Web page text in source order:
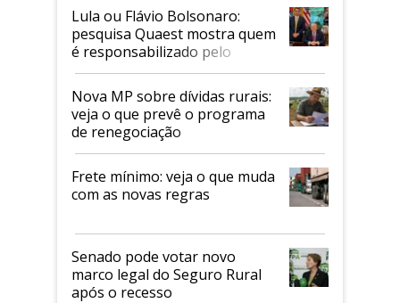
Lula ou Flávio Bolsonaro:
pesquisa Quaest mostra quem
é responsabilizado pelo
tarifaço dos EUA
Nova MP sobre dívidas rurais:
veja o que prevê o programa
de renegociação
Frete mínimo: veja o que muda
com as novas regras
Senado pode votar novo
marco legal do Seguro Rural
após o recesso